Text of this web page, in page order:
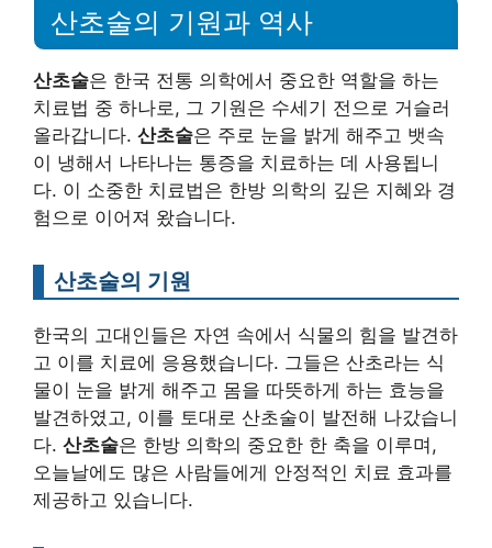
산초술의 기원과 역사
산초술은 한국 전통 의학에서 중요한 역할을 하는
치료법 중 하나로, 그 기원은 수세기 전으로 거슬러
올라갑니다. 산초술은 주로 눈을 밝게 해주고 뱃속
이 냉해서 나타나는 통증을 치료하는 데 사용됩니
다. 이 소중한 치료법은 한방 의학의 깊은 지혜와 경
험으로 이어져 왔습니다.
산초술의 기원
한국의 고대인들은 자연 속에서 식물의 힘을 발견하
고 이를 치료에 응용했습니다. 그들은 산초라는 식
물이 눈을 밝게 해주고 몸을 따뜻하게 하는 효능을
발견하였고, 이를 토대로 산초술이 발전해 나갔습니
다. 산초술은 한방 의학의 중요한 한 축을 이루며,
오늘날에도 많은 사람들에게 안정적인 치료 효과를
제공하고 있습니다.